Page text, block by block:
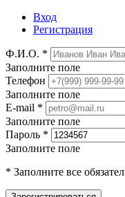
Вход
Регистрация
Ф.И.О. *
Заполните поле
Телефон
Заполните поле
E-mail *
Заполните поле
Пароль *
Заполните поле
* Заполните все